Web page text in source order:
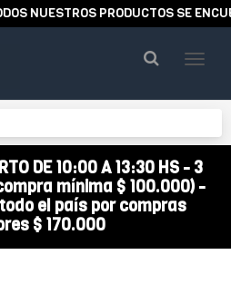
PRODUCTOS SE
DE 10:00 A 13:30 HS - 3
mínima $ 100.000) -
el país por compras
$ 170.000